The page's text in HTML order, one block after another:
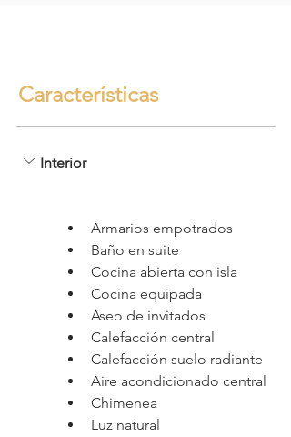
Características
Interior
Armarios empotrados
Baño en suite
Cocina abierta con isla
Cocina equipada
Aseo de invitados
Calefacción central
Calefacción suelo radiante
Aire acondicionado central
Chimenea
Luz natural